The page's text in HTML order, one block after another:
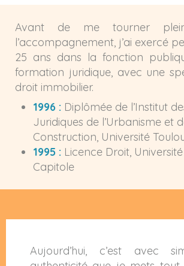
Avant de me tourner
l’accompagnement, j’ai exercé
25 ans dans la fonction
formation juridique, avec une
droit immobilier.
1996 : Diplômée de l’Institut
Juridiques de l’Urbanisme et
Construction, Université
1995 : Licence Droit,
Capitole
Aujourd’hui, c’est avec